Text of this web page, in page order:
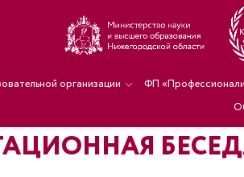
организации ФП